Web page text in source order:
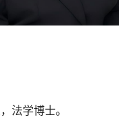
， 法学博士。